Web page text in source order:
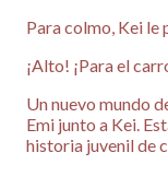
Para colmo, Kei le
¡Alto! ¡Para el
Un nuevo mundo
Emi junto a Kei.
historia juvenil de